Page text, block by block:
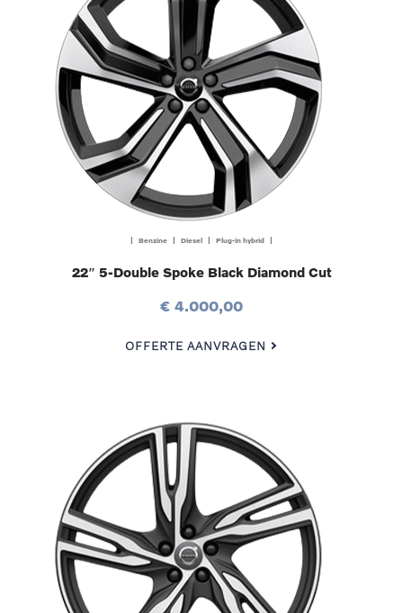
| Benzine | Diesel | Plug-in hybrid |
22″ 5-Double Spoke Black Diamond Cut
€ 4.000,00
OFFERTE AANVRAGEN